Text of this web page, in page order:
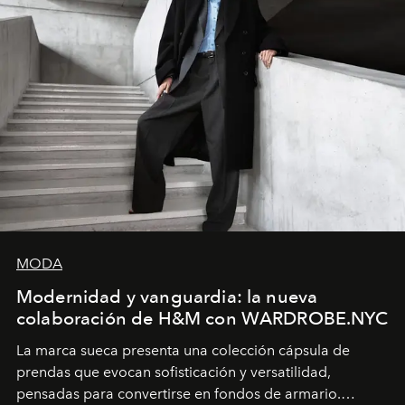
MODA
Modernidad y vanguardia: la nueva
colaboración de H&M con WARDROBE.NYC
La marca sueca presenta una colección cápsula de
prendas que evocan sofisticación y versatilidad,
pensadas para convertirse en fondos de armario.